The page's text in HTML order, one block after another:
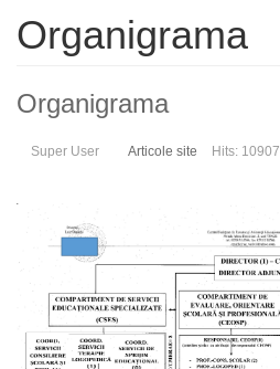
Organigrama
Organigrama
Super User Articole site Hits: 10907